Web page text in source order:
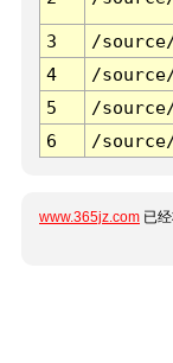
3 /
4
/
5
/
6
/
www.365jz.com 已